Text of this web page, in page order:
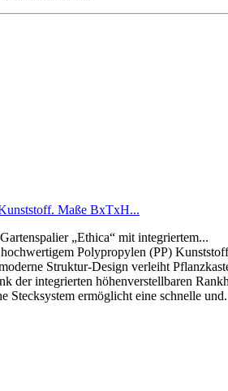
Maße BxTxH...
„Ethica“ mit integriertem...
Polypropylen (PP)
Struktur-Design verleiht
integrierten höhenverstellbaren
ermöglicht eine schnelle